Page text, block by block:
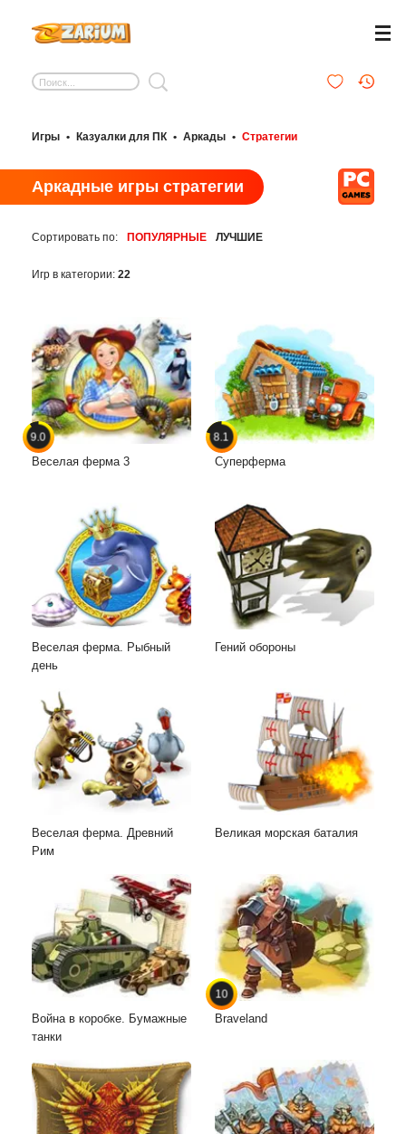
Игры • Казуалки для ПК • Аркады • Стратегии
Аркадные игры стратегии
Сортировать по: ПОПУЛЯРНЫЕ ЛУЧШИЕ
Игр в категории: 22
9.0
Веселая ферма 3
8.1
Суперферма
Веселая ферма. Рыбный
день
Гений обороны
Веселая ферма. Древний
Рим
Великая морская баталия
Война в коробке. Бумажные
танки
10
Braveland